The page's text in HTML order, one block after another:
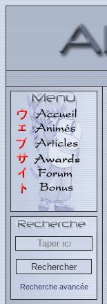
Recherche avancée